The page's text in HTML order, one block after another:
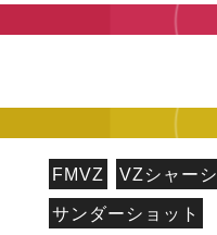
FMVZ VZシャーシ
サンダーショット